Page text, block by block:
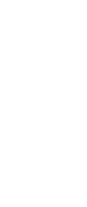
inte tillgängligt.)